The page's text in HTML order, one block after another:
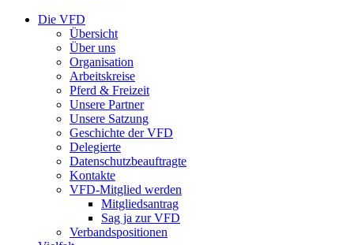
Die VFD
Übersicht
Über uns
Organisation
Arbeitskreise
Pferd & Freizeit
Unsere Partner
Unsere Satzung
Geschichte der VFD
Delegierte
Datenschutzbeauftragte
Kontakte
VFD-Mitglied werden
Mitgliedsantrag
Sag ja zur VFD
Verbandspositionen